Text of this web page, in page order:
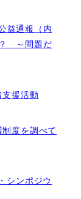
益通報（内
～問題だ
援活動
度を調べて
シンポジウ